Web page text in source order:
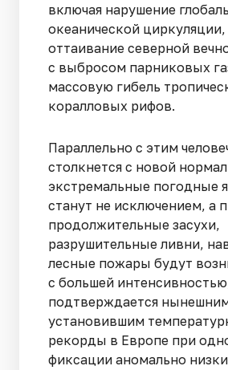
включая нарушение
океанической
оттаивание северной
с выбросом парниковых
массовую гибель
коралловых рифов.
Параллельно с этим
столкнется с новой
экстремальные погодные
станут не исключением, а
продолжительные засухи,
разрушительные ливни,
лесные пожары будут
с большей
подтверждается
установившим
рекорды в Европе при
фиксации аномально